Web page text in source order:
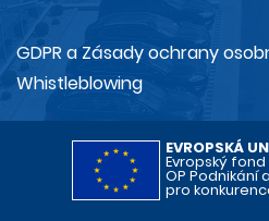
GDPR a Zásady ochrany
Whistleblowing
EVROPSKÁ
Evropský
OP Podnikání
pro